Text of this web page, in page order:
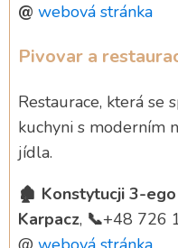
@ webová stránka
Pivovar a
Restaurace, která se
kuchyni s moderním
jídla.
🏚️ Konstytucji 3-
Karpacz, 📞+48 726